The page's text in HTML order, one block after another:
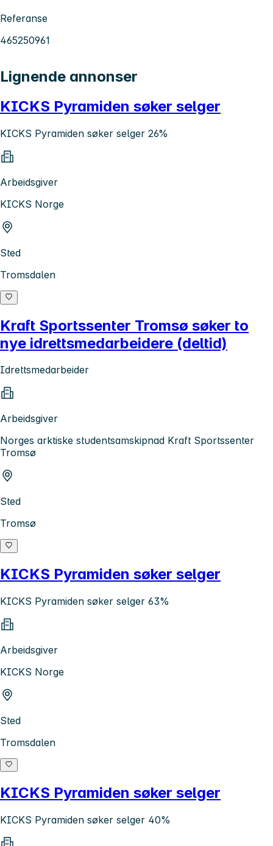
Referanse
465250961
Lignende annonser
KICKS Pyramiden søker selger
KICKS Pyramiden søker selger 26%
Arbeidsgiver
KICKS Norge
Sted
Tromsdalen
Kraft Sportssenter Tromsø søker to
nye idrettsmedarbeidere (deltid)
Idrettsmedarbeider
Arbeidsgiver
Norges arktiske studentsamskipnad Kraft Sportssenter
Tromsø
Sted
Tromsø
KICKS Pyramiden søker selger
KICKS Pyramiden søker selger 63%
Arbeidsgiver
KICKS Norge
Sted
Tromsdalen
KICKS Pyramiden søker selger
KICKS Pyramiden søker selger 40%